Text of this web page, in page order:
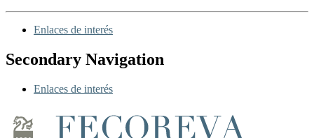
Enlaces de interés
Secondary Navigation
Enlaces de interés